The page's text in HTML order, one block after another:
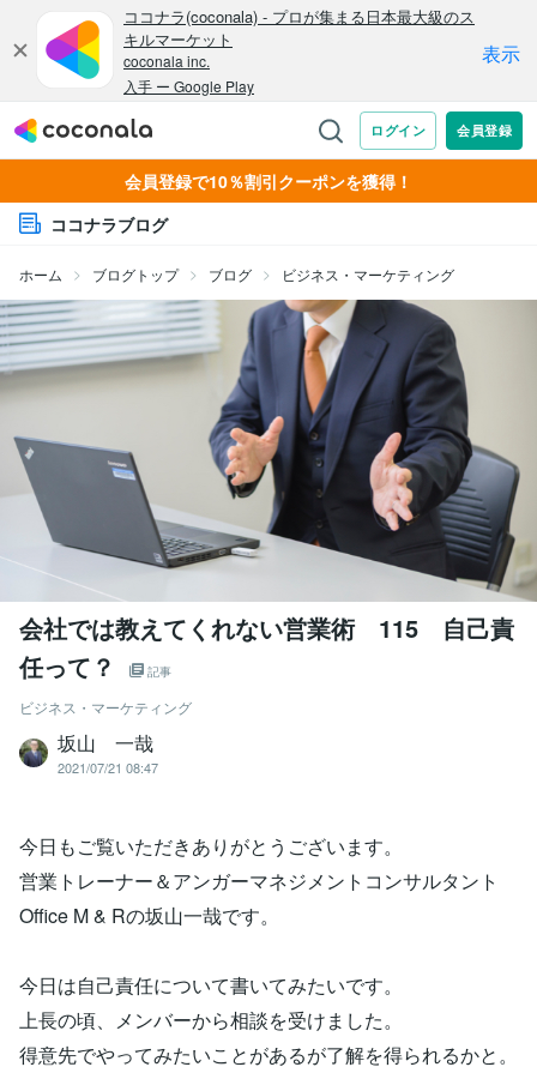
会員登録で10％割引クーポンを獲得！
ココナラブログ
ホーム ブログトップ ブログ ビジネス・マーケティング
会社では教えてくれない営業術 115 自己責
任って？
記事
ビジネス・マーケティング
坂山 一哉
2021/07/21 08:47
今日もご覧いただきありがとうございます。
営業トレーナー＆アンガーマネジメントコンサルタント
Office M & Rの坂山一哉です。
今日は自己責任について書いてみたいです。
上長の頃、メンバーから相談を受けました。
得意先でやってみたいことがあるが了解を得られるかと。